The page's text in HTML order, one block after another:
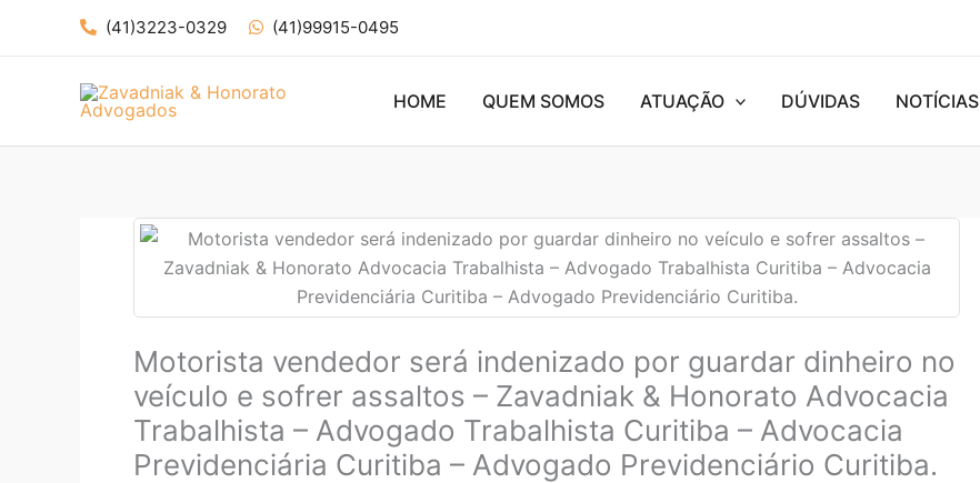
(41)3223-0329 (41)99915-0495
HOME QUEM SOMOS ATUAÇÃO DÚVIDAS NOTÍCIAS
Motorista vendedor será indenizado por guardar dinheiro no
veículo e sofrer assaltos – Zavadniak & Honorato Advocacia
Trabalhista – Advogado Trabalhista Curitiba – Advocacia
Previdenciária Curitiba – Advogado Previdenciário Curitiba.